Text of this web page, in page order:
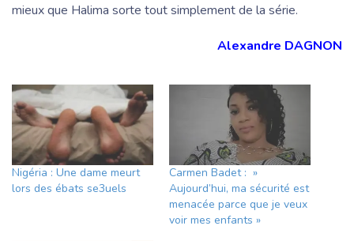
mieux que Halima sorte tout simplement de la série.
Alexandre DAGNON
Nigéria : Une dame meurt
lors des ébats se3uels
Carmen Badet : »
Aujourd’hui, ma sécurité est
menacée parce que je veux
voir mes enfants »